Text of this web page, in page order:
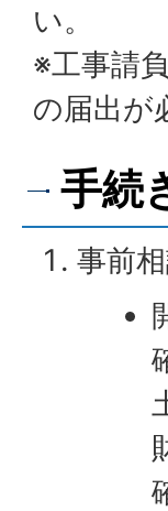
い。
※工事請
の届出が
手続
事前